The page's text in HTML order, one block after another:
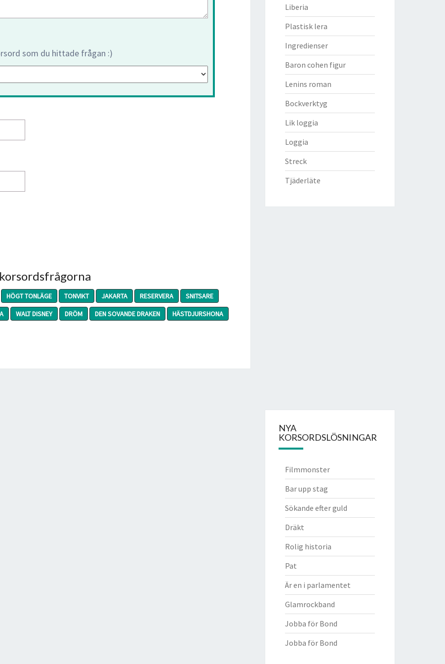
som du hittade frågan :)
HÖGT TONLÄGE TONVIKT JAKARTA RESERVERA
SNITSARE
WALT DISNEY DRÖM DEN SOVANDE DRAKEN
HÄSTDJURSHONA
Liberia
Plastisk lera
Ingredienser
Baron cohen figur
Lenins roman
Bockverktyg
Lik loggia
Loggia
Streck
Tjäderläte
NYA
KORSORDSLÖSNINGAR
Filmmonster
Bar upp stag
Sökande efter guld
Dräkt
Rolig historia
Pat
Är en i parlamentet
Glamrockband
Jobba för Bond
Jobba för Bond